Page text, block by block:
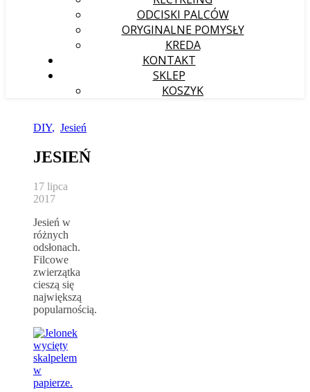
ODCISKI PALCÓW
ORYGINALNE POMYSŁY
KREDA
KONTAKT
SKLEP
KOSZYK
DIY, Jesień
JESIEŃ
17 lipca
2017
Jesień w
różnych
odsłonach.
Filcowe
zwierzątka
cieszą się
największą
popularnością.